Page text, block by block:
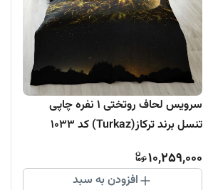
سرویس لحاف روتختی 1 نفره چاپی
تنسل برند ترکاز(Turkaz) کد 1033
10,259,000
افزودن به سبد